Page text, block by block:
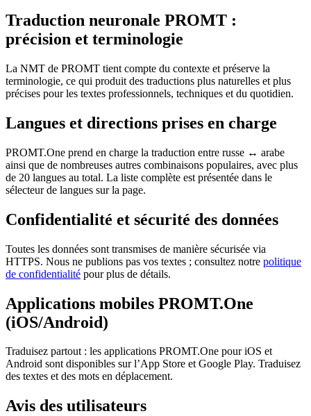
Traduction neuronale PROMT :
précision et terminologie
La NMT de PROMT tient compte du contexte et préserve la
terminologie, ce qui produit des traductions plus naturelles et plus
précises pour les textes professionnels, techniques et du quotidien.
Langues et directions prises en charge
PROMT.One prend en charge la traduction entre russe ↔ arabe
ainsi que de nombreuses autres combinaisons populaires, avec plus
de 20 langues au total. La liste complète est présentée dans le
sélecteur de langues sur la page.
Confidentialité et sécurité des données
Toutes les données sont transmises de manière sécurisée via
HTTPS. Nous ne publions pas vos textes ; consultez notre politique
de confidentialité pour plus de détails.
Applications mobiles PROMT.One
(iOS/Android)
Traduisez partout : les applications PROMT.One pour iOS et
Android sont disponibles sur l’App Store et Google Play. Traduisez
des textes et des mots en déplacement.
Avis des utilisateurs